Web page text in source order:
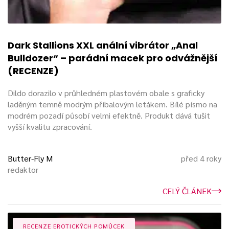
Dark Stallions XXL anální vibrátor „Anal
Bulldozer“ – parádní macek pro odvážnější
(RECENZE)
Dildo dorazilo v průhledném plastovém obale s graficky
laděným temně modrým příbalovým letákem. Bílé písmo na
modrém pozadí působí velmi efektně. Produkt dává tušit
vyšší kvalitu zpracování.
Butter-Fly M
redaktor
před 4 roky
CELÝ ČLÁNEK
RECENZE EROTICKÝCH POMŮCEK